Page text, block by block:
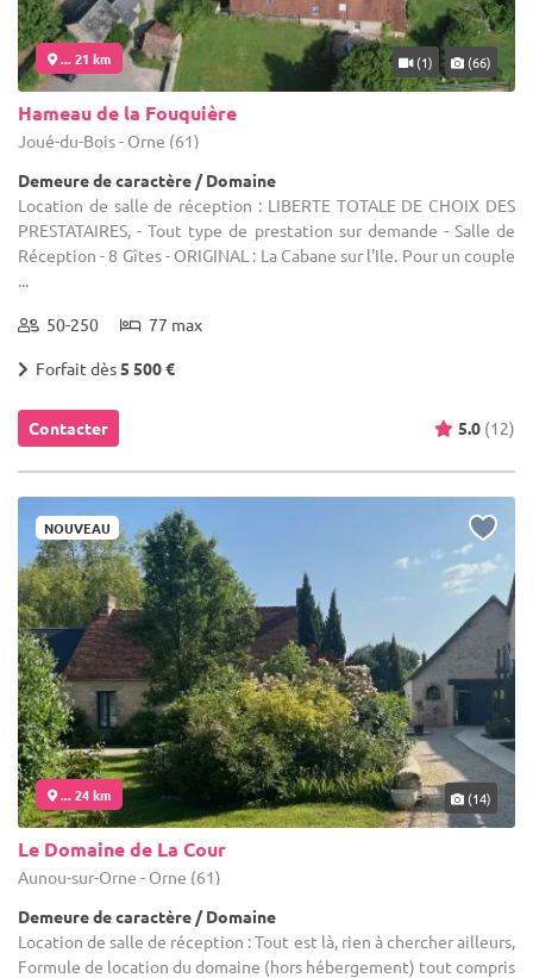
... 21 km (1) (66)
Hameau de la Fouquière
Joué-du-Bois - Orne (61)
Demeure de caractère / Domaine
Location de salle de réception : LIBERTE TOTALE DE CHOIX DES
PRESTATAIRES, - Tout type de prestation sur demande - Salle de
Réception - 8 Gîtes - ORIGINAL : La Cabane sur l'Ile. Pour un couple
...
50-250 77 max
Forfait dès5 500 €
Contacter 5.0 (12)
NOUVEAU
... 24 km (14)
Le Domaine de La Cour
Aunou-sur-Orne - Orne (61)
Demeure de caractère / Domaine
Location de salle de réception : Tout est là, rien à chercher ailleurs,
Formule de location du domaine (hors hébergement) tout compris